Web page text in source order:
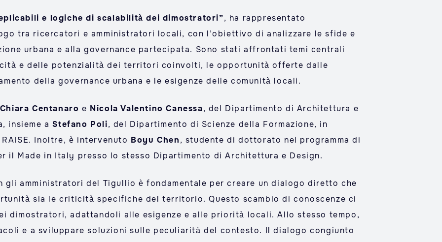
e logiche di scalabilità dei dimostratori”, ha rappresentato
tra ricercatori e amministratori locali, con l’obiettivo di analizzare le sfide e
urbana e alla governance partecipata. Sono stati affrontati temi centrali
e delle potenzialità dei territori coinvolti, le opportunità offerte dalle
della governance urbana e le esigenze delle comunità locali.
Chiara Centanaroe Nicola Valentino Canessa, del Dipartimento di Architettura e
insieme aStefano Poli, del Dipartimento di Scienze della Formazione, in
Inoltre, è intervenuto Boyu Chen, studente di dottorato nel programma di
il Made in Italy presso lo stesso Dipartimento di Architettura e Design.
amministratori del Tigullio è fondamentale per creare un dialogo diretto che
sia le criticità specifiche del territorio. Questo scambio di conoscenze ci
dimostratori, adattandoli alle esigenze e alle priorità locali. Allo stesso tempo,
e a sviluppare soluzioni sulle peculiarità del contesto. Il dialogo congiunto